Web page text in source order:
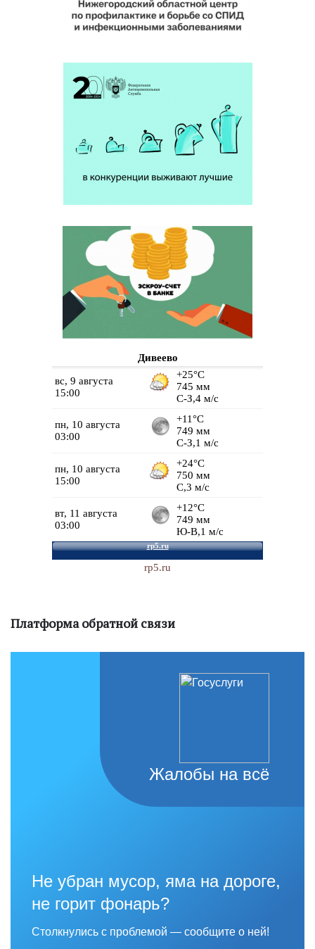
Дивеево
rp5.ru
Платформа обратной связи
Жалобы на всё
Не убран мусор, яма на дороге,
не горит фонарь?
Столкнулись с проблемой — сообщите о ней!